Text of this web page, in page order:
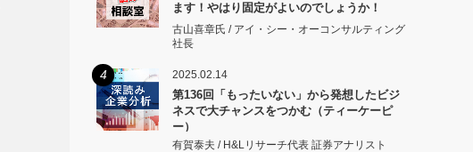
ます！やはり固定がよいのでしょうか！
古山喜章氏 / アイ・シー・オーコンサルティング
社長
4 2025.02.14
第136回「もったいない」から発想したビジ
ネスで大チャンスをつかむ（ティーケーピ
ー）
有賀泰夫 / H&Lリサーチ代表 証券アナリスト